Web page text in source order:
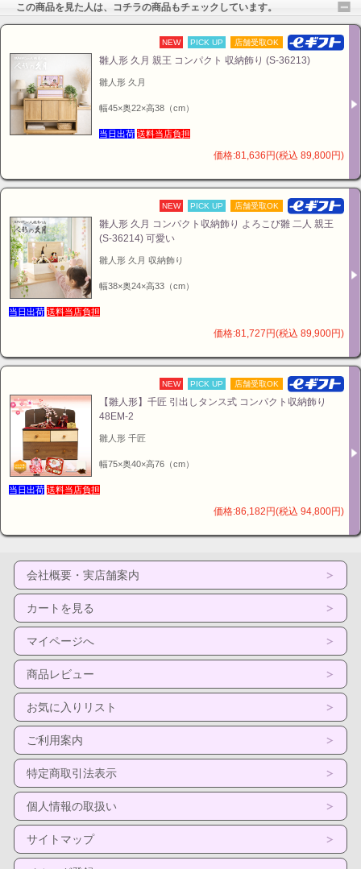
この商品を見た人は、コチラの商品もチェックしています。
NEW PICK UP 店舗受取OK
雛人形 久月 親王 コンパクト 収納飾り (S-36213)
雛人形 久月
幅45×奥22×高38（cm）
当日出荷 送料当店負担
価格:81,636円(税込 89,800円)
NEW PICK UP 店舗受取OK
雛人形 久月 コンパクト収納飾り よろこび雛 二人 親王
(S-36214) 可愛い
雛人形 久月 収納飾り
幅38×奥24×高33（cm）
当日出荷 送料当店負担
価格:81,727円(税込 89,900円)
NEW PICK UP 店舗受取OK
【雛人形】千匠 引出しタンス式 コンパクト収納飾り
48EM-2
雛人形 千匠
幅75×奥40×高76（cm）
当日出荷 送料当店負担
価格:86,182円(税込 94,800円)
会社概要・実店舗案内
カートを見る
マイページへ
商品レビュー
お気に入りリスト
ご利用案内
特定商取引法表示
個人情報の取扱い
サイトマップ